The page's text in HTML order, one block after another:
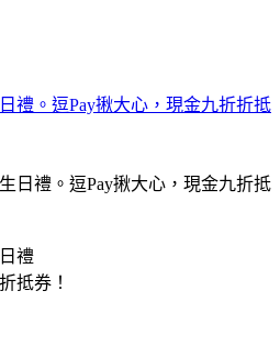
禮。逗Pay揪大心，現金九折折抵
禮
抵券！